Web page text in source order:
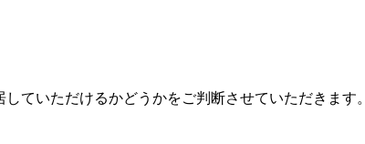
ていただけるかどうかをご判断させていただきます。